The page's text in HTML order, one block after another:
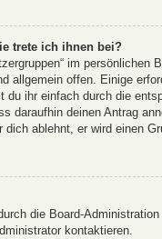
trete ich ihnen bei?
im
allgemein offen. Einige
ihr einfach durch die
daraufhin deinen Antrag
ablehnt, er wird einen
die Board-
kontaktieren.